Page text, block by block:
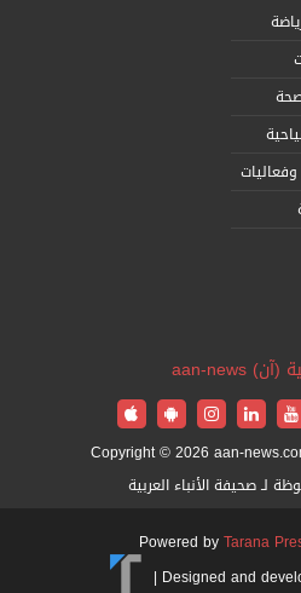
Copyright © 2026 aan-
لـ صحيفة الأنباء العربية
Powered byTarana
Designed and
|